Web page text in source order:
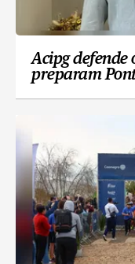
Acipg defende
preparam